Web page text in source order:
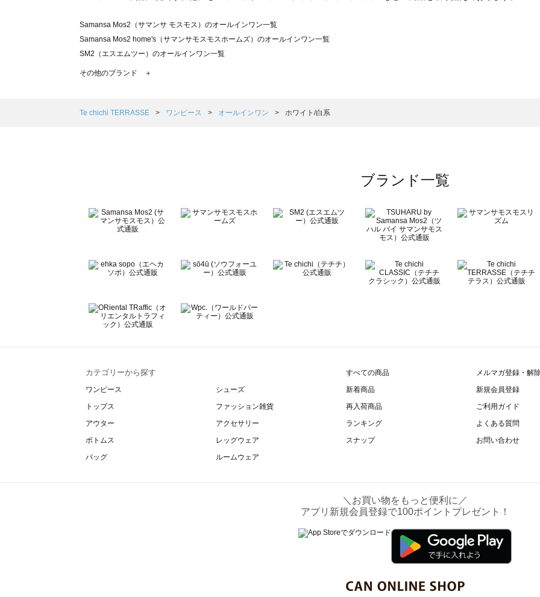
Samansa Mos2（サマンサ モスモス）のオールインワン一覧
Samansa Mos2 home's（サマンサモスモスホームズ）のオールインワン一覧
SM2（エスエムツー）のオールインワン一覧
TSUHARU by Samansa Mos2（ツハルバイサマンサモスモス）のオールインワン一覧
Samansa Mos2 Lagom（サマンサモスモス ラーゴム）のオールインワン一覧
BETTY'S BLUE（べティーズブルー）のオールインワン一覧
Wpc.（ワールドパーティー）のオールインワン一覧
その他のブランド ＋
Te chichi TERRASSE ワンピース オールインワン ホワイト/白系
ブランド一覧
カテゴリーから探す
ワンピース
トップス
アウター
ボトムス
バッグ
シューズ
ファッション雑貨
アクセサリー
レッグウェア
ルームウェア
すべての商品
新着商品
再入荷商品
ランキング
スナップ
メルマガ登録・解
新規会員登録
ご利用ガイド
よくある質問
お問い合わせ
＼お買い物をもっと便利に／
アプリ新規会員登録で100ポイントプレゼント！